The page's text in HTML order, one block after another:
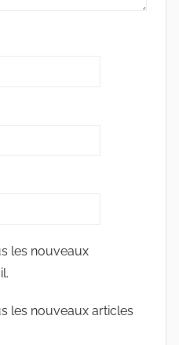
les nouveaux
les nouveaux articles